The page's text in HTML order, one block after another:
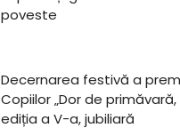
poveste
Decernarea festivă a
Copiilor „Dor de
ediția a V-a, jubiliară